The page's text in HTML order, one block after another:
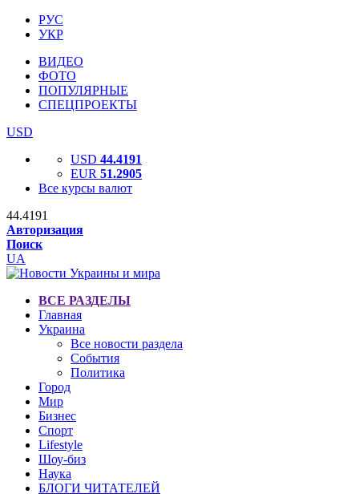
РУС
УКР
ВИДЕО
ФОТО
ПОПУЛЯРНЫЕ
СПЕЦПРОЕКТЫ
USD
USD 44.4191
EUR 51.2905
Все курсы валют
44.4191
Авторизация
Поиск
UA
ВСЕ РАЗДЕЛЫ
Главная
Украина
Все новости раздела
События
Политика
Город
Мир
Бизнес
Спорт
Lifestyle
Шоу-биз
Наука
БЛОГИ ЧИТАТЕЛЕЙ